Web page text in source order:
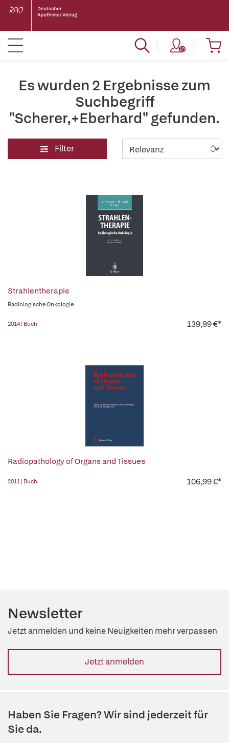
Es wurden 2 Ergebnisse zum
Suchbegriff
"Scherer,+Eberhard" gefunden.
Filter
Strahlentherapie
Radiologische Onkologie
2014 | Buch 139,99 €*
Radiopathology of Organs and Tissues
2011 | Buch 106,99 €*
Newsletter
Jetzt anmelden und keine Neuigkeiten mehr verpassen
Jetzt anmelden
Haben Sie Fragen? Wir sind jederzeit für
Sie da.